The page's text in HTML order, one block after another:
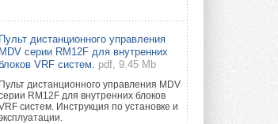
Пульт дистанционного управления
MDV серии RM12F для внутренних
VRF систем.
pdf, 9.45 Mb
Пульт дистанционного управления MDV
RM12F для внутренних блоков
систем. Инструкция по установке и